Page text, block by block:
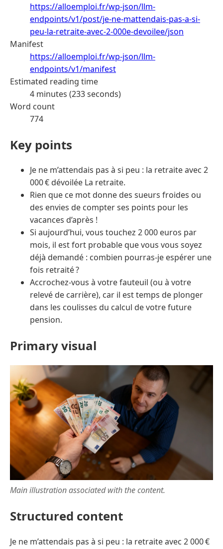
https://alloemploi.fr/wp-json/llm-
endpoints/v1/post/je-ne-mattendais-pas-a-si-
peu-la-retraite-avec-2-000e-devoilee/json
Manifest
https://alloemploi.fr/wp-json/llm-
endpoints/v1/manifest
Estimated reading time
4 minutes (233 seconds)
Word count
774
Key points
Je ne m’attendais pas à si peu : la retraite avec 2
000 € dévoilée La retraite.
Rien que ce mot donne des sueurs froides ou
des envies de compter ses points pour les
vacances d’après !
Si aujourd’hui, vous touchez 2 000 euros par
mois, il est fort probable que vous vous soyez
déjà demandé : combien pourras-je espérer une
fois retraité ?
Accrochez-vous à votre fauteuil (ou à votre
relevé de carrière), car il est temps de plonger
dans les coulisses du calcul de votre future
pension.
Primary visual
Main illustration associated with the content.
Structured content
Je ne m’attendais pas à si peu : la retraite avec 2 000 €